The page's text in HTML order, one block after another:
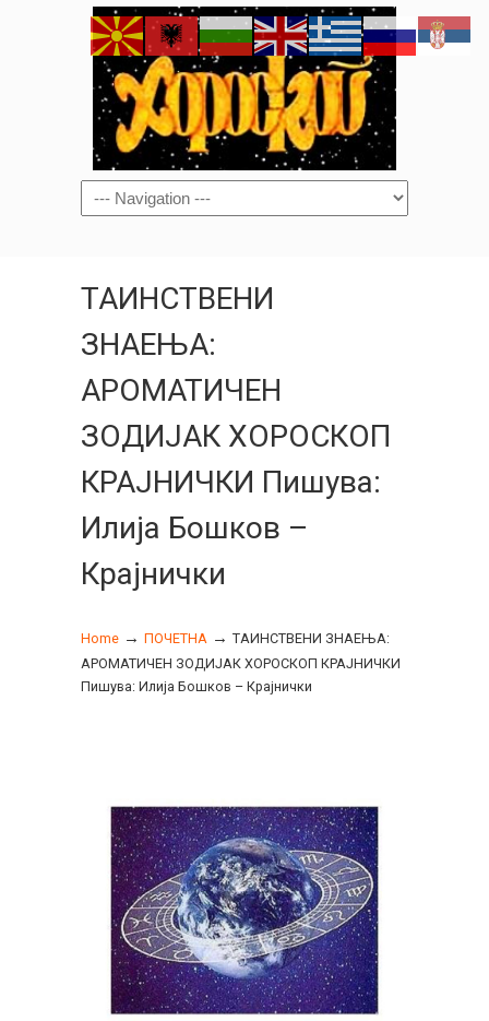
Navigation
ТАИНСТВЕНИ
ЗНАЕЊА:
АРОМАТИЧЕН
ЗОДИЈАК ХОРОСКОП
КРАЈНИЧКИ Пишува:
Илија Бошков –
Крајнички
Home → ПОЧЕТНА → ТАИНСТВЕНИ ЗНАЕЊА:
АРОМАТИЧЕН ЗОДИЈАК ХОРОСКОП КРАЈНИЧКИ
Пишува: Илија Бошков – Крајнички